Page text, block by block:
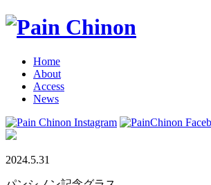
Home
About
Access
News
2024.5.31